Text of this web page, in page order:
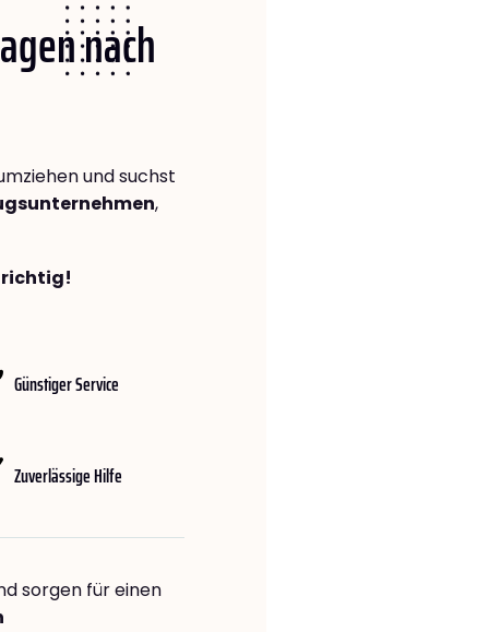
nach
und suchst
,
richtig!
Günstiger Service
Zuverlässige Hilfe
sorgen für einen